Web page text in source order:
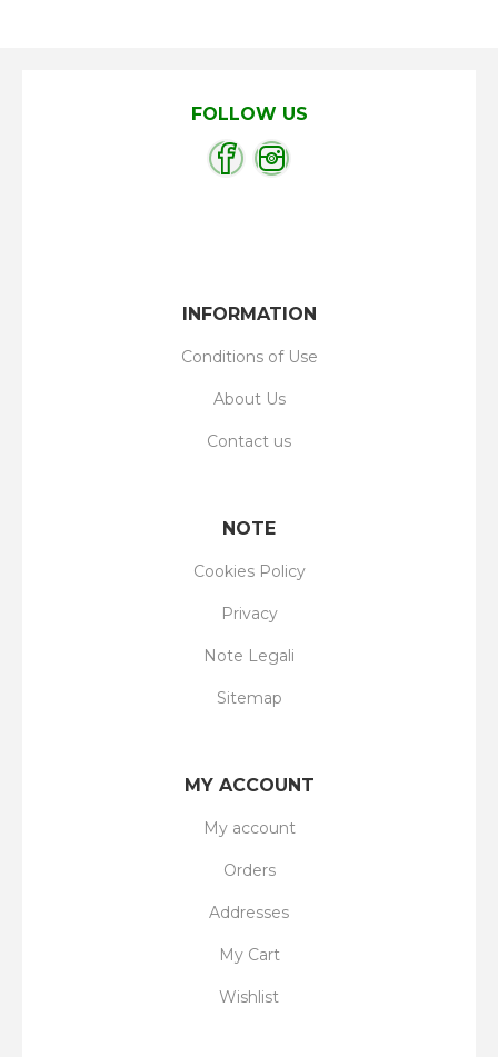
FOLLOW US
INFORMATION
Conditions of Use
About Us
Contact us
NOTE
Cookies Policy
Privacy
Note Legali
Sitemap
MY ACCOUNT
My account
Orders
Addresses
My Cart
Wishlist